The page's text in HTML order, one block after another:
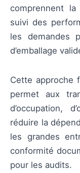
comprennent
suivi des
les demandes
d’emballage
Cette approche
permet aux
d’occupation,
réduire la
les grandes
conformité
pour les audits.